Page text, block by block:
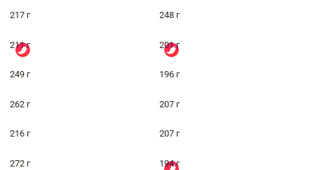
217 г 248 г
211 г 201 г
249 г 196 г
262 г 207 г
216 г 207 г
272 г 194 г